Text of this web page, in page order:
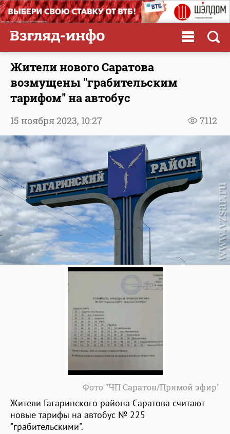
Жители нового Саратова
возмущены "грабительским
тарифом" на автобус
7112
15 ноября 2023, 10:27
Фото "ЧП Саратов/Прямой эфир"
Жители Гагаринского района Саратова считают
новые тарифы на автобус № 225
"грабительскими".